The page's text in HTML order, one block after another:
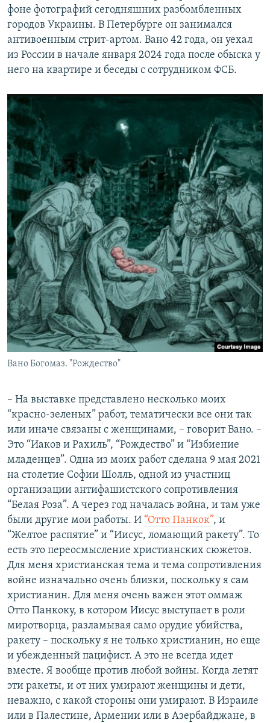
фоне фотографий сегодняшних разбомбленных
городов Украины. В Петербурге он занимался
антивоенным стрит-артом. Вано 42 года, он уехал
из России в начале января 2024 года после обыска у
него на квартире и беседы с сотрудником ФСБ.
Вано Богомаз. "Рождество"
– На выставке представлено несколько моих
“красно-зеленых” работ, тематически все они так
или иначе связаны с женщинами, – говорит Вано. –
Это “Иаков и Рахиль”, “Рождество” и “Избиение
младенцев”. Одна из моих работ сделана 9 мая 2021
на столетие Софии Шолль, одной из участниц
организации антифашистского сопротивления
“Белая Роза”. А через год началась война, и там уже
были другие мои работы. И “Отто Панкок”, и
“Желтое распятие” и “Иисус, ломающий ракету”. То
есть это переосмысление христианских сюжетов.
Для меня христианская тема и тема сопротивления
войне изначально очень близки, поскольку я сам
христианин. Для меня очень важен этот оммаж
Отто Панкоку, в котором Иисус выступает в роли
миротворца, разламывая само орудие убийства,
ракету – поскольку я не только христианин, но еще
и убежденный пацифист. А это не всегда идет
вместе. Я вообще против любой войны. Когда летят
эти ракеты, и от них умирают женщины и дети,
неважно, с какой стороны они умирают. В Израиле
или в Палестине, Армении или в Азербайджане, в